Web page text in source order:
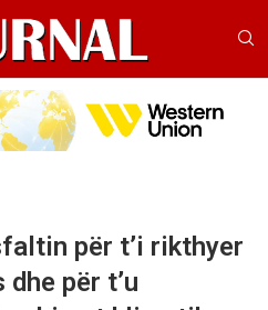
për t’i rikthyer
për t’u